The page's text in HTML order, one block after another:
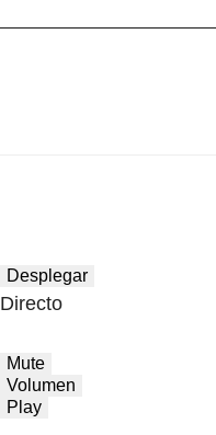
Desplegar
Directo
Mute
Volumen
Play